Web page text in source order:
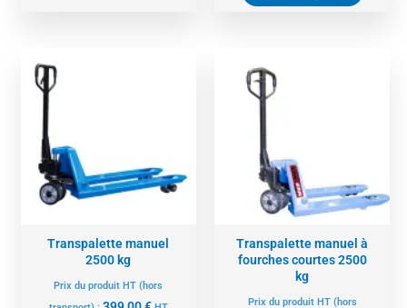
Transpalette manuel
2500 kg
Prix du produit HT (hors
Transpalette manuel à
fourches courtes 2500
kg
Prix du produit HT (hors